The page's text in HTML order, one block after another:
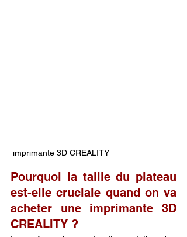
imprimante 3D CREALITY
Pourquoi la taille du plateau
est-elle cruciale quand on va
acheter une imprimante 3D
CREALITY ?